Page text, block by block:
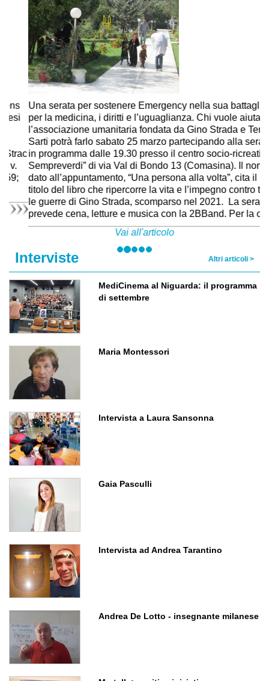
Una serata per sostenere Emergency nella sua battaglia
per la medicina, i diritti e l’uguaglianza. Chi vuole aiutare
l’associazione umanitaria fondata da Gino Strada e Teresa
Sarti potrà farlo sabato 25 marzo partecipando alla serata
in programma dalle 19.30 presso il centro socio-ricreativo “I
Sempreverdi” di via Val di Bondo 13 (Comasina). Il nome
dato all’appuntamento, “Una persona alla volta”, cita il
titolo del libro che ripercorre la vita e l’impegno contro tutte
le guerre di Gino Strada, scomparso nel 2021. La serata
prevede cena, letture e musica con la 2BBand. Per la cena
(antipasto, pasta al forno, dolce, acqua e vino) occorre
prenotare entro il 20 marzo al 329.70.93.986. L’offerta è
libera, a partire da 15 euro a persona (10 euro per i
bambini sotto gli 8 anni).
Vai all'articolo
Interviste Altri articoli >
MediCinema al Niguarda: il programma
di settembre
Maria Montessori
Intervista a Laura Sansonna
Gaia Pasculli
Intervista ad Andrea Tarantino
Andrea De Lotto - insegnante milanese